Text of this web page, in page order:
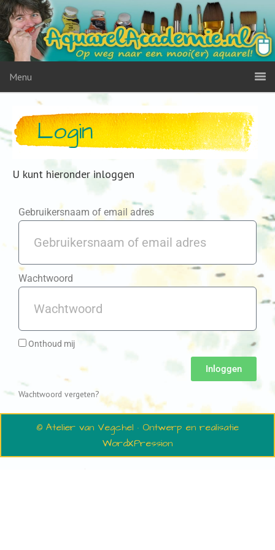
Menu
Login
U kunt hieronder inloggen
Gebruikersnaam of email adres
Wachtwoord
Onthoud mij
Inloggen
Wachtwoord vergeten?
© Atelier van Vegchel · Ontwerp en realisatie
WordXPression